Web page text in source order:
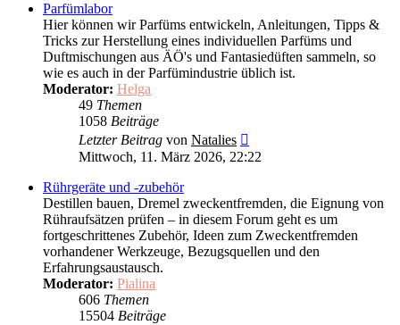
Parfümlabor
Hier können wir Parfüms entwickeln, Anleitungen, Tipps &
Tricks zur Herstellung eines individuellen Parfüms und
Duftmischungen aus ÄÖ's und Fantasiedüften sammeln, so
wie es auch in der Parfümindustrie üblich ist.
Moderator: Helga
49 Themen
1058 Beiträge
Letzter Beitrag von Natalies
Beitrag
Mittwoch, 11. März 2026, 22:22
Rührgeräte und -zubehör
Destillen bauen, Dremel zweckentfremden, die Eignung von
Rühraufsätzen prüfen – in diesem Forum geht es um
fortgeschrittenes Zubehör, Ideen zum Zweckentfremden
vorhandener Werkzeuge, Bezugsquellen und den
Erfahrungsaustausch.
Moderator: Pialina
606 Themen
15504 Beiträge